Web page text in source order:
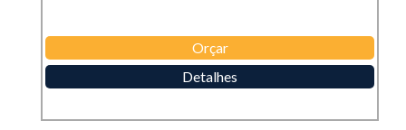
Orçar
Detalhes